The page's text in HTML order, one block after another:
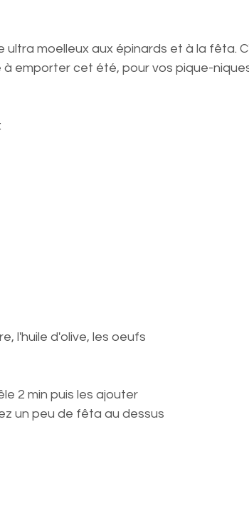
moelleux aux épinards et à la fêta.
emporter cet été, pour vos pique-
l'huile d'olive, les oeufs
2 min puis les ajouter
un peu de fêta au dessus